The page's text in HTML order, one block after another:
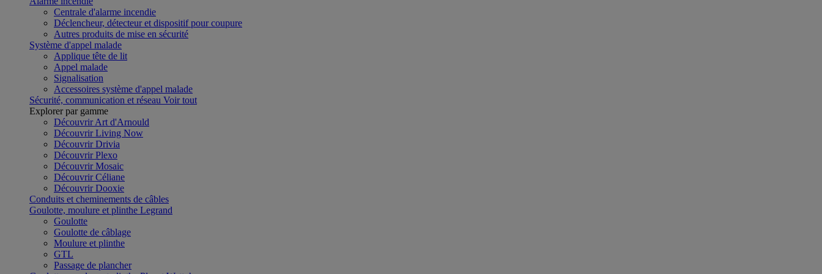
Centrale d'alarme incendie
Déclencheur, détecteur et dispositif pour coupure
Autres produits de mise en sécurité
Système d'appel malade
Applique tête de lit
Appel malade
Signalisation
Accessoires système d'appel malade
Sécurité, communication et réseau Voir tout
Explorer par gamme
Découvrir Art d'Arnould
Découvrir Living Now
Découvrir Drivia
Découvrir Plexo
Découvrir Mosaic
Découvrir Céliane
Découvrir Dooxie
Conduits et cheminements de câbles
Goulotte, moulure et plinthe Legrand
Goulotte
Goulotte de câblage
Moulure et plinthe
GTL
Passage de plancher